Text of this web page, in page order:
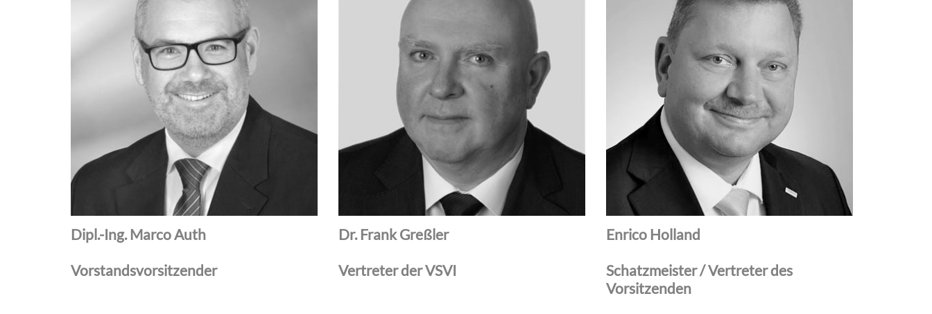
Dipl.-Ing. Marco Auth
Vorstandsvorsitzender
Dr. Frank Greßler
Vertreter der VSVI
Enrico Holland
Schatzmeister / Vertreter des
Vorsitzenden